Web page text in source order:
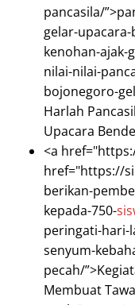
pancasila/
gelar-
kenohan-ajak-
nilai-nilai-
bojonegoro-
Harlah
Upacara
<a
href="https://
berikan-
kepada-750-
peringati-hari-
senyum-
pecah/
Membuat